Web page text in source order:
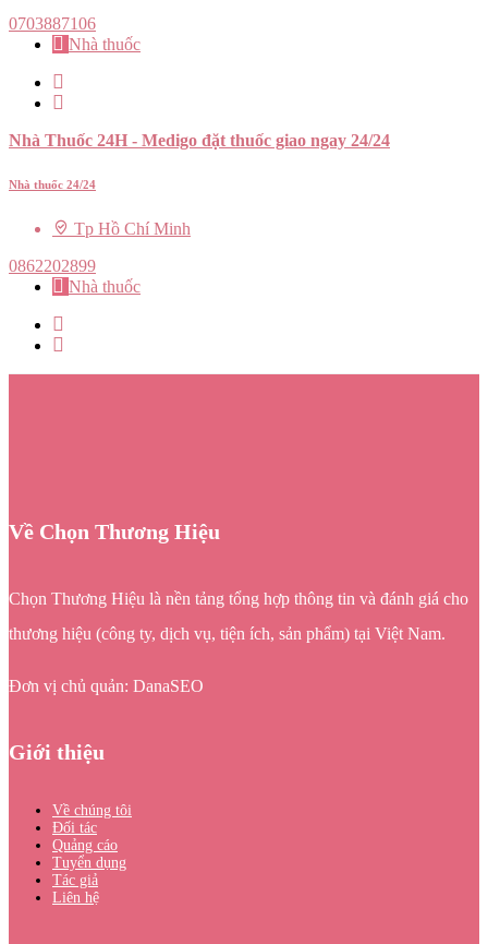
0703887106
Nhà thuốc
Nhà Thuốc 24H - Medigo đặt thuốc giao ngay 24/24
Nhà thuốc 24/24
Tp Hồ Chí Minh
0862202899
Nhà thuốc
Về Chọn Thương Hiệu
Chọn Thương Hiệu là nền tảng tổng hợp thông tin và đánh giá cho
thương hiệu (công ty, dịch vụ, tiện ích, sản phẩm) tại Việt Nam.
Đơn vị chủ quản: DanaSEO
Giới thiệu
Về chúng tôi
Đối tác
Quảng cáo
Tuyển dụng
Tác giả
Liên hệ